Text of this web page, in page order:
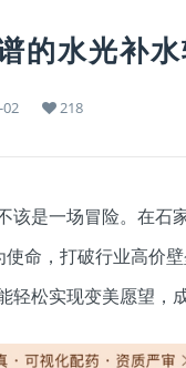
的水光补
02 218
该是一场冒险。在石
命，打破行业高价
松实现变美愿望，